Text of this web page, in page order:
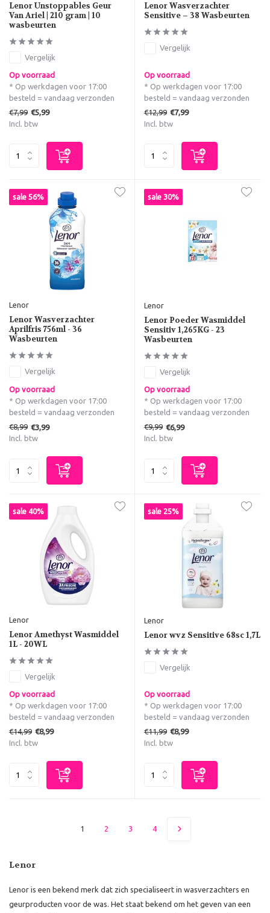
Lenor Unstoppables Geur
Van Ariel | 210 gram | 10
wasbeurten
Vergelijk
Op voorraad
* Op werkdagen voor 17:00
besteld = vandaag verzonden
€7,99 €5,99
Incl. btw
Lenor Wasverzachter
Sensitive – 38 Wasbeurten
Vergelijk
Op voorraad
* Op werkdagen voor 17:00
besteld = vandaag verzonden
€12,99 €7,99
Incl. btw
sale 56%
Lenor
Lenor Wasverzachter
Aprilfris 756ml - 36
Wasbeurten
Vergelijk
Op voorraad
* Op werkdagen voor 17:00
besteld = vandaag verzonden
€8,99 €3,99
Incl. btw
sale 30%
Lenor
Lenor Poeder Wasmiddel
Sensitiv 1,265KG - 23
Wasbeurten
Vergelijk
Op voorraad
* Op werkdagen voor 17:00
besteld = vandaag verzonden
€9,99 €6,99
Incl. btw
sale 40%
Lenor
Lenor Amethyst Wasmiddel
1L - 20WL
Vergelijk
Op voorraad
* Op werkdagen voor 17:00
besteld = vandaag verzonden
€14,99 €8,99
Incl. btw
sale 25%
Lenor
Lenor wvz Sensitive 68sc 1,7L
Vergelijk
Op voorraad
* Op werkdagen voor 17:00
besteld = vandaag verzonden
€11,99 €8,99
Incl. btw
1 2 3 4
Lenor
Lenor is een bekend merk dat zich specialiseert in wasverzachters en
geurproducten voor de was. Het staat bekend om het geven van een